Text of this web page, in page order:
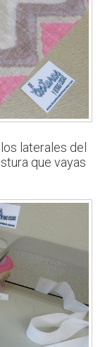
laterales del
que vayas